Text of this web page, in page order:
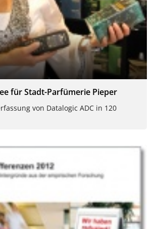
für Stadt-Parfümerie Pieper
von Datalogic ADC in 120